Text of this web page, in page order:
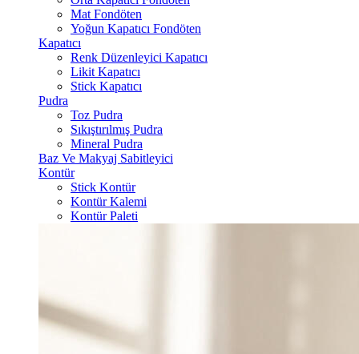
Mat Fondöten
Yoğun Kapatıcı Fondöten
Kapatıcı
Renk Düzenleyici Kapatıcı
Likit Kapatıcı
Stick Kapatıcı
Pudra
Toz Pudra
Sıkıştırılmış Pudra
Mineral Pudra
Baz Ve Makyaj Sabitleyici
Kontür
Stick Kontür
Kontür Kalemi
Kontür Paleti